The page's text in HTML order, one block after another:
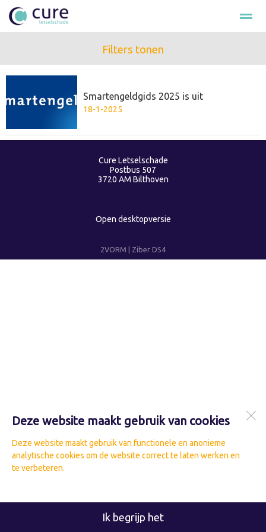
Loonschade Smartengeld
Bellen E-mail Nieuws Zoeken
Deze website maakt gebruik van cookies
Deze website maakt gebruik van functionele en anonieme
analytische cookies om de website correct te laten werken en
te verbeteren.
Ik begrijp het
Filters tonen
Smartengeldgids 2025 is uit
18-1-2025
Cure Letselschade
Postbus 507
3720 AM Bilthoven
Open desktopversie
2VORM | Ziber DS4